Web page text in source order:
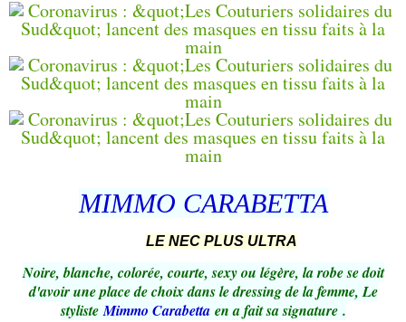
MIMMO CARABETTA
LE NEC PLUS ULTRA
Noire, blanche, colorée, courte, sexy ou légère, la robe se doit
d'avoir une place de choix dans le dressing de la femme, Le
styliste Mimmo Carabetta en a fait sa signature .